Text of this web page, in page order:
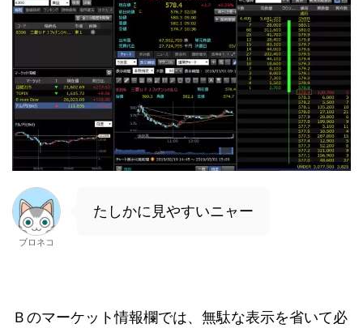
ブロネコ
たしかに見やすいニャー
Ｂのマーケット情報欄では、無駄な表示を省いて必